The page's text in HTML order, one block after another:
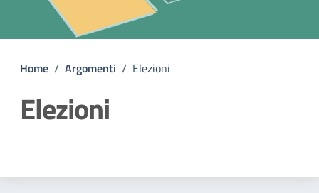
Home / Argomenti / Elezioni
Elezioni